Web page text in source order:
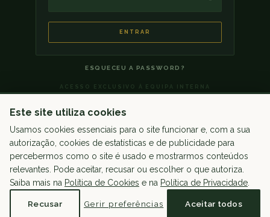
ENTRAR
ESQUECEU A PASSWORD?
ACESSO EXCLUSIVO À EQUIPA INTERNA
Português
Este site utiliza cookies
Usamos cookies essenciais para o site funcionar e, com a sua
autorização, cookies de estatísticas e de publicidade para
percebermos como o site é usado e mostrarmos conteúdos
relevantes. Pode aceitar, recusar ou escolher o que autoriza.
Saiba mais na Política de Cookies e na Política de Privacidade
Recusar Gerir preferências Aceitar todos